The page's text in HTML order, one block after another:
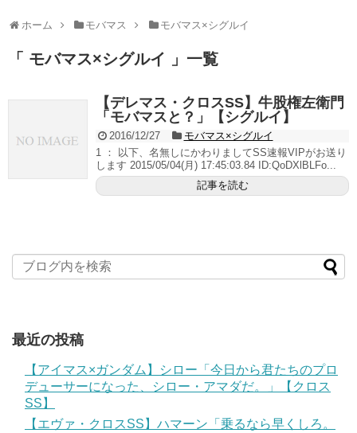
ホーム モバマス モバマス×シグルイ
「 モバマス×シグルイ 」一覧
【デレマス・クロスSS】牛股権左衛門
「モバマスと？」【シグルイ】
2016/12/27
モバマス×シグルイ
1 ： 以下、名無しにかわりましてSS速報VIPがお送り
します 2015/05/04(月) 17:45:03.84 ID:QoDXlBLFo...
記事を読む
最近の投稿
【アイマス×ガンダム】シロー「今日から君たちのプロ
デューサーになった、シロー・アマダだ。」【クロス
SS】
【エヴァ・クロスSS】ハマーン「乗るなら早くしろ。